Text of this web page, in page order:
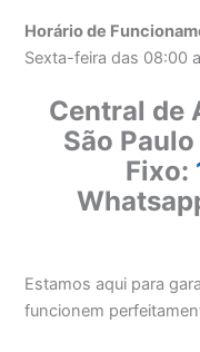
Horário de
Sexta-feira das 08:00
Central de
São
Fixo:
Estamos aqui para
funcionem